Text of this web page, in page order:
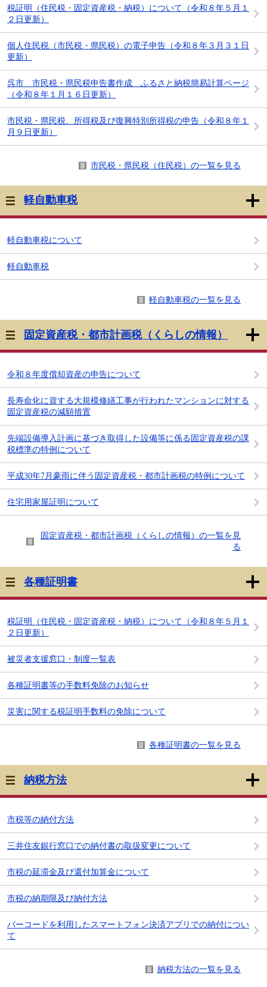
税証明（住民税・固定資産税・納税）について（令和８年５月１
２日更新）
個人住民税（市民税・県民税）の電子申告（令和８年３月３１日
更新）
呉市 市民税・県民税申告書作成 ふるさと納税簡易計算ページ
（令和８年１月１６日更新）
市民税・県民税、所得税及び復興特別所得税の申告（令和８年１
月９日更新）
市民税・県民税（住民税）の一覧を見る
軽自動車税
軽自動車税について
軽自動車税
軽自動車税の一覧を見る
固定資産税・都市計画税（くらしの情報）
令和８年度償却資産の申告について
長寿命化に資する大規模修繕工事が行われたマンションに対する
固定資産税の減額措置
先端設備導入計画に基づき取得した設備等に係る固定資産税の課
税標準の特例について
平成30年7月豪雨に伴う固定資産税・都市計画税の特例について
住宅用家屋証明について
固定資産税・都市計画税（くらしの情報）の一覧を見
る
各種証明書
税証明（住民税・固定資産税・納税）について（令和８年５月１
２日更新）
被災者支援窓口・制度一覧表
各種証明書等の手数料免除のお知らせ
災害に関する税証明手数料の免除について
各種証明書の一覧を見る
納税方法
市税等の納付方法
三井住友銀行窓口での納付書の取扱変更について
市税の延滞金及び還付加算金について
市税の納期限及び納付方法
バーコードを利用したスマートフォン決済アプリでの納付につい
て
納税方法の一覧を見る